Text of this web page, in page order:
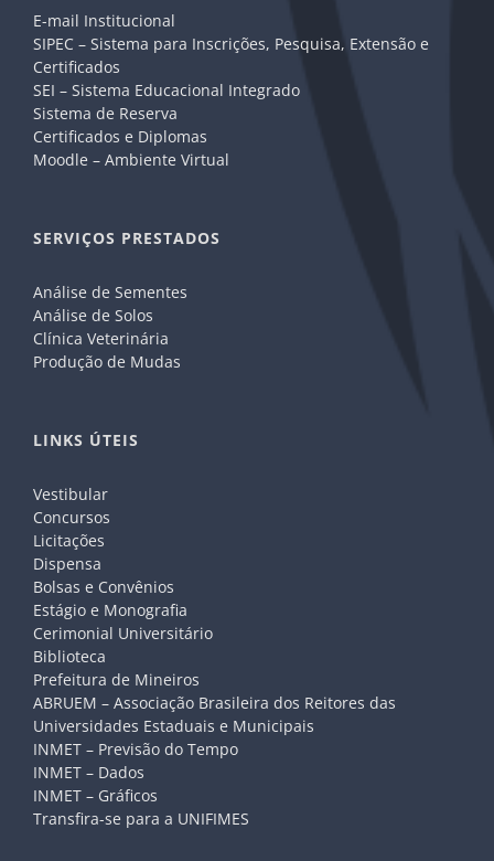
E-mail Institucional
SIPEC – Sistema para Inscrições, Pesquisa, Extensão e
Certificados
SEI – Sistema Educacional Integrado
Sistema de Reserva
Certificados e Diplomas
Moodle – Ambiente Virtual
SERVIÇOS PRESTADOS
Análise de Sementes
Análise de Solos
Clínica Veterinária
Produção de Mudas
LINKS ÚTEIS
Vestibular
Concursos
Licitações
Dispensa
Bolsas e Convênios
Estágio e Monografia
Cerimonial Universitário
Biblioteca
Prefeitura de Mineiros
ABRUEM – Associação Brasileira dos Reitores das
Universidades Estaduais e Municipais
INMET – Previsão do Tempo
INMET – Dados
INMET – Gráficos
Transfira-se para a UNIFIMES